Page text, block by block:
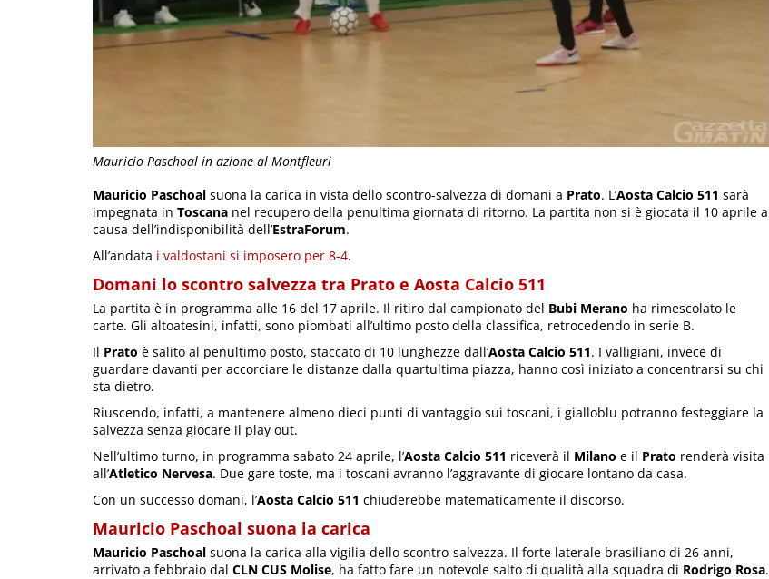
Mauricio Paschoal in azione al Montfleuri
Mauricio Paschoal suona la carica in vista dello scontro-salvezza di domani a Prato. L’Aosta Calcio 511 sarà
impegnata in Toscana nel recupero della penultima giornata di ritorno. La partita non si è giocata il 10 aprile a
causa dell’indisponibilità dell’EstraForum.
All’andata i valdostani si imposero per 8-4.
Domani lo scontro salvezza tra Prato e Aosta Calcio 511
La partita è in programma alle 16 del 17 aprile. Il ritiro dal campionato del Bubi Merano ha rimescolato le
carte. Gli altoatesini, infatti, sono piombati all’ultimo posto della classifica, retrocedendo in serie B.
Il Prato è salito al penultimo posto, staccato di 10 lunghezze dall’Aosta Calcio 511. I valligiani, invece di
guardare davanti per accorciare le distanze dalla quartultima piazza, hanno così iniziato a concentrarsi su chi
sta dietro.
Riuscendo, infatti, a mantenere almeno dieci punti di vantaggio sui toscani, i gialloblu potranno festeggiare la
salvezza senza giocare il play out.
Nell’ultimo turno, in programma sabato 24 aprile, l’Aosta Calcio 511 riceverà il Milano e il Prato renderà visita
all’Atletico Nervesa. Due gare toste, ma i toscani avranno l’aggravante di giocare lontano da casa.
Con un successo domani, l’Aosta Calcio 511 chiuderebbe matematicamente il discorso.
Mauricio Paschoal suona la carica
Mauricio Paschoal suona la carica alla vigilia dello scontro-salvezza. Il forte laterale brasiliano di 26 anni,
arrivato a febbraio dal CLN CUS Molise, ha fatto fare un notevole salto di qualità alla squadra di Rodrigo Rosa.